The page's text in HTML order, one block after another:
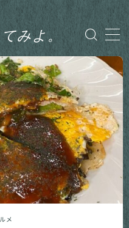
みよ。
メ